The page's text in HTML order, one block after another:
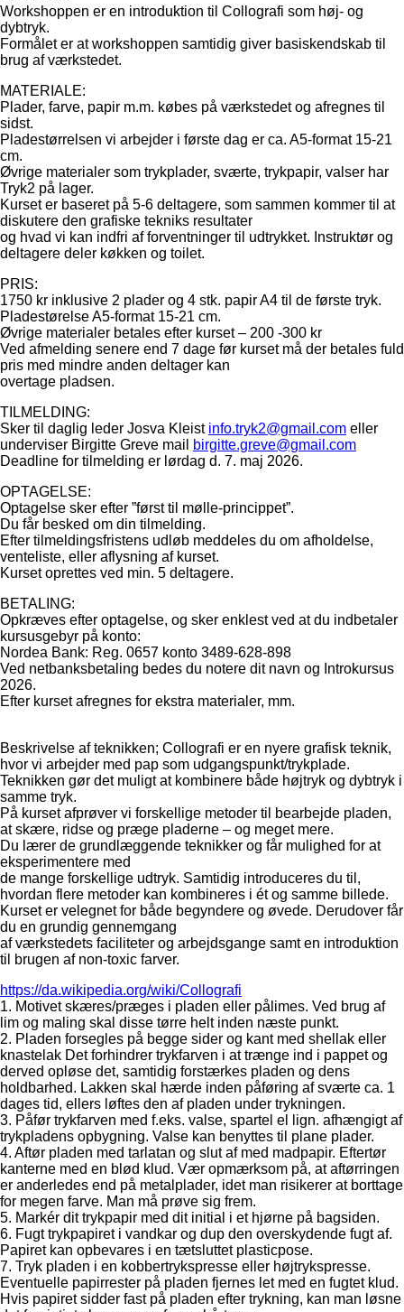
Workshoppen er en introduktion til Collografi som høj- og
dybtryk.
Formålet er at workshoppen samtidig giver basiskendskab til
brug af værkstedet.
MATERIALE:
Plader, farve, papir m.m. købes på værkstedet og afregnes til
sidst.
Pladestørrelsen vi arbejder i første dag er ca. A5-format 15-21
cm.
Øvrige materialer som trykplader, sværte, trykpapir, valser har
Tryk2 på lager.
Kurset er baseret på 5-6 deltagere, som sammen kommer til at
diskutere den grafiske tekniks resultater
og hvad vi kan indfri af forventninger til udtrykket. Instruktør og
deltagere deler køkken og toilet.
PRIS:
1750 kr inklusive 2 plader og 4 stk. papir A4 til de første tryk.
Pladestørelse A5-format 15-21 cm.
Øvrige materialer betales efter kurset – 200 -300 kr
Ved afmelding senere end 7 dage før kurset må der betales fuld
pris med mindre anden deltager kan
overtage pladsen.
TILMELDING:
Sker til daglig leder Josva Kleist info.tryk2@gmail.com eller
underviser Birgitte Greve mail
birgitte.greve@gmail.com
Deadline for tilmelding er lørdag d. 7. maj 2026.
OPTAGELSE:
Optagelse sker efter ”først til mølle-princippet”.
Du får besked om din tilmelding.
Efter tilmeldingsfristens udløb meddeles du om afholdelse,
venteliste, eller aflysning af kurset.
Kurset oprettes ved min. 5 deltagere.
BETALING:
Opkræves efter optagelse, og sker enklest ved at du indbetaler
kursusgebyr på konto:
Nordea Bank: Reg. 0657 konto 3489-628-898
Ved netbanksbetaling bedes du notere dit navn og Introkursus
2026.
Efter kurset afregnes for ekstra materialer, mm.
Beskrivelse af teknikken; Collografi er en nyere grafisk teknik,
hvor vi arbejder med pap som udgangspunkt/trykplade.
Teknikken gør det muligt at kombinere både højtryk og dybtryk i
samme tryk.
På kurset afprøver vi forskellige metoder til bearbejde pladen,
at skære, ridse og præge pladerne – og meget mere.
Du lærer de grundlæggende teknikker og får mulighed for at
eksperimentere med
de mange forskellige udtryk. Samtidig introduceres du til,
hvordan flere metoder kan kombineres i ét og samme billede.
Kurset er velegnet for både begyndere og øvede. Derudover får
du en grundig gennemgang
af værkstedets faciliteter og arbejdsgange samt en introduktion
til brugen af non-toxic farver.
https://da.wikipedia.org/wiki/Collografi
1. Motivet skæres/præges i pladen eller pålimes. Ved brug af
lim og maling skal disse tørre helt inden næste punkt.
2. Pladen forsegles på begge sider og kant med shellak eller
knastelak Det forhindrer trykfarven i at trænge ind i pappet og
derved opløse det, samtidig forstærkes pladen og dens
holdbarhed. Lakken skal hærde inden påføring af sværte ca. 1
dages tid, ellers løftes den af pladen under trykningen.
3. Påfør trykfarven med f.eks. valse, spartel el lign. afhængigt af
trykpladens opbygning. Valse kan benyttes til plane plader.
4. Aftør pladen med tarlatan og slut af med madpapir. Eftertør
kanterne med en blød klud. Vær opmærksom på, at aftørringen
er anderledes end på metalplader, idet man risikerer at borttage
for megen farve. Man må prøve sig frem.
5. Markér dit trykpapir med dit initial i et hjørne på bagsiden.
6. Fugt trykpapiret i vandkar og dup den overskydende fugt af.
Papiret kan opbevares i en tætsluttet plasticpose.
7. Tryk pladen i en kobbertrykspresse eller højtrykspresse.
Eventuelle papirrester på pladen fjernes let med en fugtet klud.
Hvis papiret sidder fast på pladen efter trykning, kan man løsne